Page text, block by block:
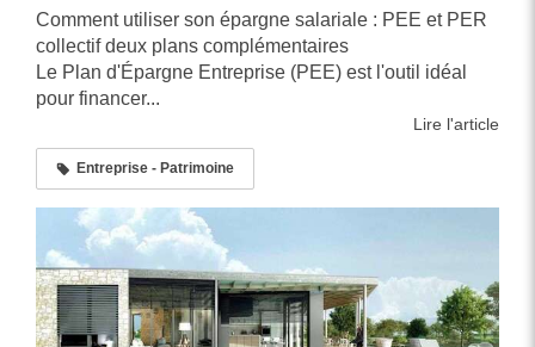
Comment utiliser son épargne salariale : PEE et PER
collectif deux plans complémentaires
Le Plan d'Épargne Entreprise (PEE) est l'outil idéal
pour financer...
Lire l'article
Entreprise - Patrimoine